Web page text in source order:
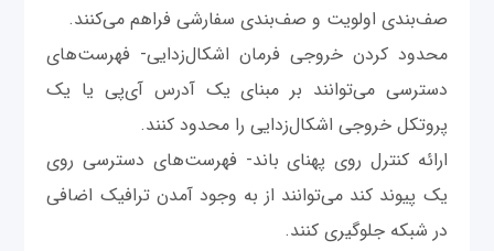
صف‌بندی اولویت و صف‌بندی سفارشی فراهم می‌کنند.
محدود کردن خروجی فرمان اشکال‌زدایی- فهرست‌های
دسترسی می‌توانند بر مبنای یک آدرس آی‌پی یا یک
پروتکل خروجی اشکال‌زدایی را محدود کنند.
ارائه کنترل روی پهنای باند- فهرست‌های دسترسی روی
یک پیوند کند می‌توانند از به وجود آمدن ترافیک اضافی
در شبکه جلوگیری کنند.